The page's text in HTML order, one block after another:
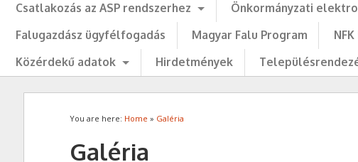
Csatlakozás az ASP rendszerhez
Önkormányzati
Falugazdász ügyfélfogadás
Magyar Falu Program
Közérdekű adatok
Hirdetmények
You are here: Home » Galéria
Galéria